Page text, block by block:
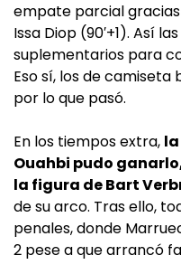
empate parcial
Issa Diop (90′+1). Así
suplementarios para
Eso sí, los de
por lo que pasó.
En los tiempos extra,
Ouahbi pudo
la figura de Bart
de su arco. Tras ello,
penales, donde
2 pese a que arrancó